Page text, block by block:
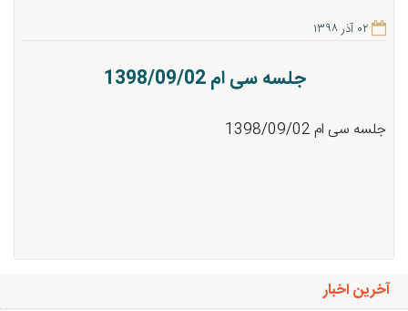
۰۲ آذر ۱۳۹۸
جلسه سی ام 1398/09/02
جلسه سی ام 1398/09/02
آخرین اخبار